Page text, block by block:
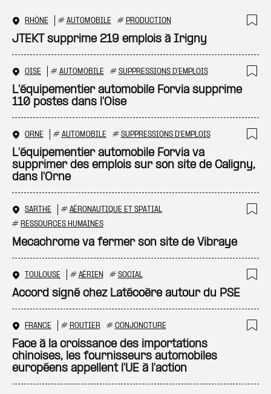
RHÔNE # AUTOMOBILE # PRODUCTION
JTEKT supprime 219 emplois à Irigny
OISE # AUTOMOBILE # SUPPRESSIONS D'EMPLOIS
L'équipementier automobile Forvia supprime
110 postes dans l'Oise
ORNE # AUTOMOBILE # SUPPRESSIONS D'EMPLOIS
L'équipementier automobile Forvia va
supprimer des emplois sur son site de Caligny,
dans l'Orne
SARTHE # AÉRONAUTIQUE ET SPATIAL
# RESSOURCES HUMAINES
Mecachrome va fermer son site de Vibraye
TOULOUSE # AÉRIEN # SOCIAL
Accord signé chez Latécoère autour du PSE
FRANCE # ROUTIER # CONJONCTURE
Face à la croissance des importations
chinoises, les fournisseurs automobiles
européens appellent l'UE à l'action